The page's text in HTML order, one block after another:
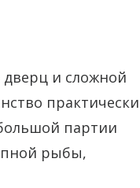
и сложной
практически
партии
рыбы,